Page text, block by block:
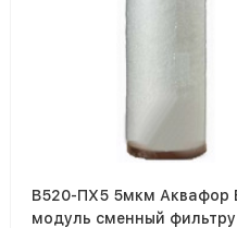
В520-ПХ5 5мкм Аквафор
модуль сменный